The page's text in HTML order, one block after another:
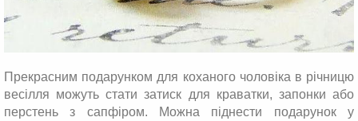
Прекрасним подарунком для коханого чоловіка в річницю
весілля можуть стати затиск для краватки, запонки або
перстень з сапфіром. Можна піднести подарунок у